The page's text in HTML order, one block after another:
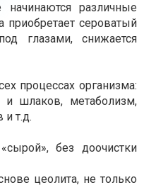
различные
сероватый
глазами, снижается
процессах организма:
и шлаков, метаболизм,
и т.д.
без доочистки
цеолита, не только